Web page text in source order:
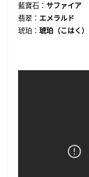
藍寶石： サファイア
翡翠： エメラルド
琥珀： 琥珀（こはく）